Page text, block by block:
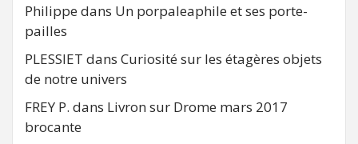
Philippe dans Un porpaleaphile et ses porte-
pailles
PLESSIET dans Curiosité sur les étagères objets
de notre univers
FREY P. dans Livron sur Drome mars 2017
brocante